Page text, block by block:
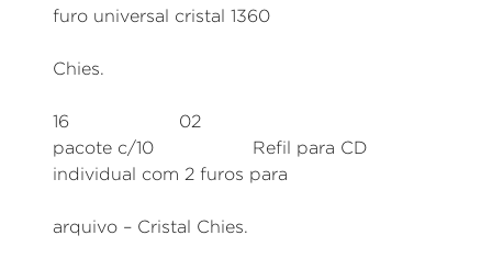
furo universal cristal 1360
Chies.
16 02
pacote c/10 Refil para CD
individual com 2 furos para
arquivo – Cristal Chies.